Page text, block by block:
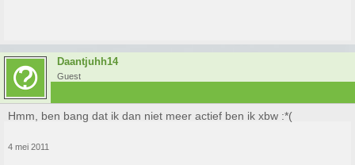
Daantjuhh14
Guest
Hmm, ben bang dat ik dan niet meer actief ben ik xbw :*(
4 mei 2011